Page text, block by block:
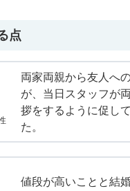
点
両家両親から友人へ
が、当日スタッフが
拶をするように促し
た。
値段が高いことと結